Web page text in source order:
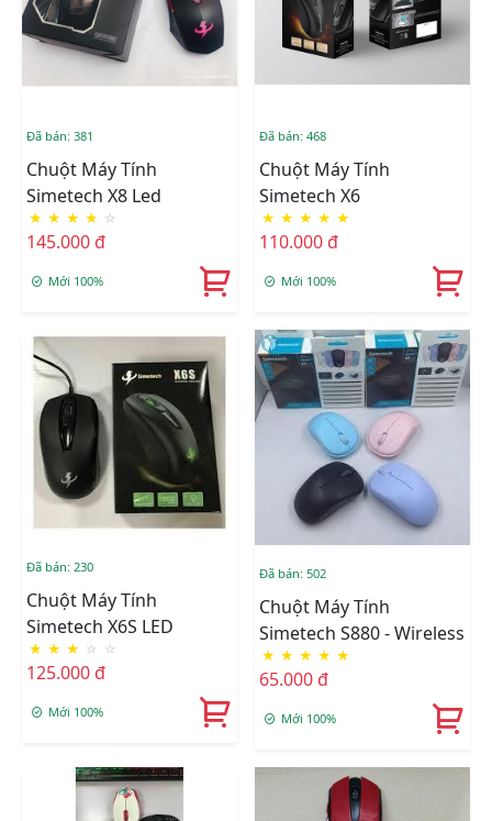
Đã bán: 381
Chuột Máy Tính
Simetech X8 Led
★ ★ ★ ★ ☆
145.000 đ
Mới 100%
Đã bán: 468
Chuột Máy Tính
Simetech X6
★ ★ ★ ★ ★
110.000 đ
Mới 100%
Đã bán: 230
Chuột Máy Tính
Simetech X6S LED
★ ★ ★ ☆ ☆
125.000 đ
Mới 100%
Đã bán: 502
Chuột Máy Tính
Simetech S880 - Wireless
★ ★ ★ ★ ★
65.000 đ
Mới 100%